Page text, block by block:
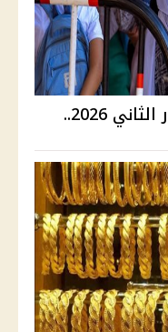
امتحانات الثانوية العامة الدور الثاني 2026..